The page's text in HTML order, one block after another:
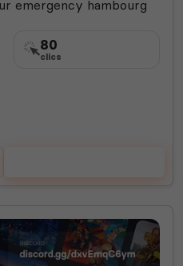
emergency hambourg
80
clics